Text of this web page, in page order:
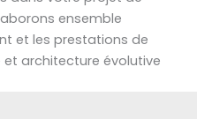
ensemble
et les prestations de
architecture évolutive